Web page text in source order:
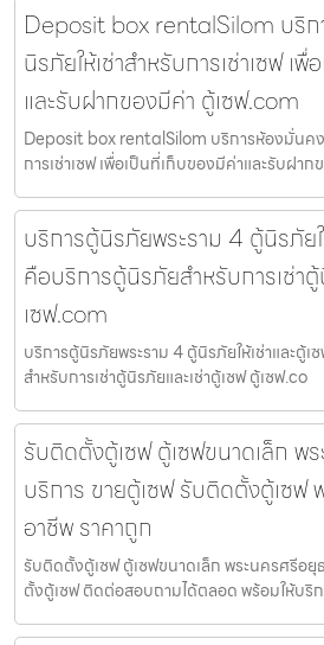
Deposit box rentalSilom บริ
นิรภัยให้เช่าสำหรับการเช่าเซฟ เ
และรับฝากของมีค่า ตู้เซฟ.com
Deposit box rentalSilom บริการห้องมั่นค
การเช่าเซฟ เพื่อเป็นที่เก็บของมีค่าและรับฝา
บริการตู้นิรภัยพระราม 4 ตู้นิรภัยใ
คือบริการตู้นิรภัยสำหรับการเช่า
เซฟ.com
บริการตู้นิรภัยพระราม 4 ตู้นิรภัยให้เช่าและตู้เ
สำหรับการเช่าตู้นิรภัยและเช่าตู้เซฟ ตู้เซฟ.co
รับติดตั้งตู้เซฟ ตู้เซฟขนาดเล็ก พ
บริการ ขายตู้เซฟ รับติดตั้งตู้เซฟ
อาชีพ ราคาถูก
รับติดตั้งตู้เซฟ ตู้เซฟขนาดเล็ก พระนครศรีอยุ
ตั้งตู้เซฟ ติดต่อสอบถามได้ตลอด พร้อมให้บริ